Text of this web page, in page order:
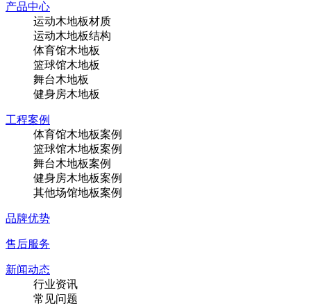
产品中心
运动木地板材质
运动木地板结构
体育馆木地板
篮球馆木地板
舞台木地板
健身房木地板
工程案例
体育馆木地板案例
篮球馆木地板案例
舞台木地板案例
健身房木地板案例
其他场馆地板案例
品牌优势
售后服务
新闻动态
行业资讯
常见问题